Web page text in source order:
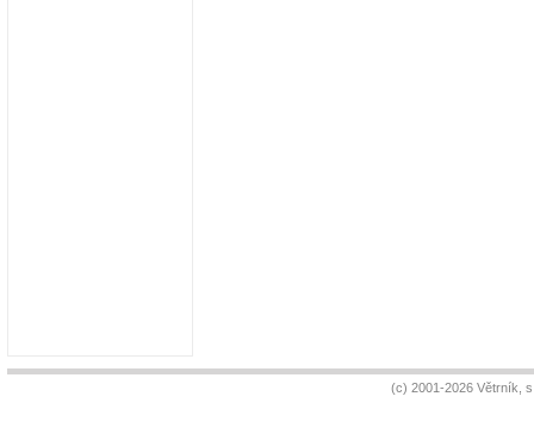
(c) 2001-2026 Větrník,